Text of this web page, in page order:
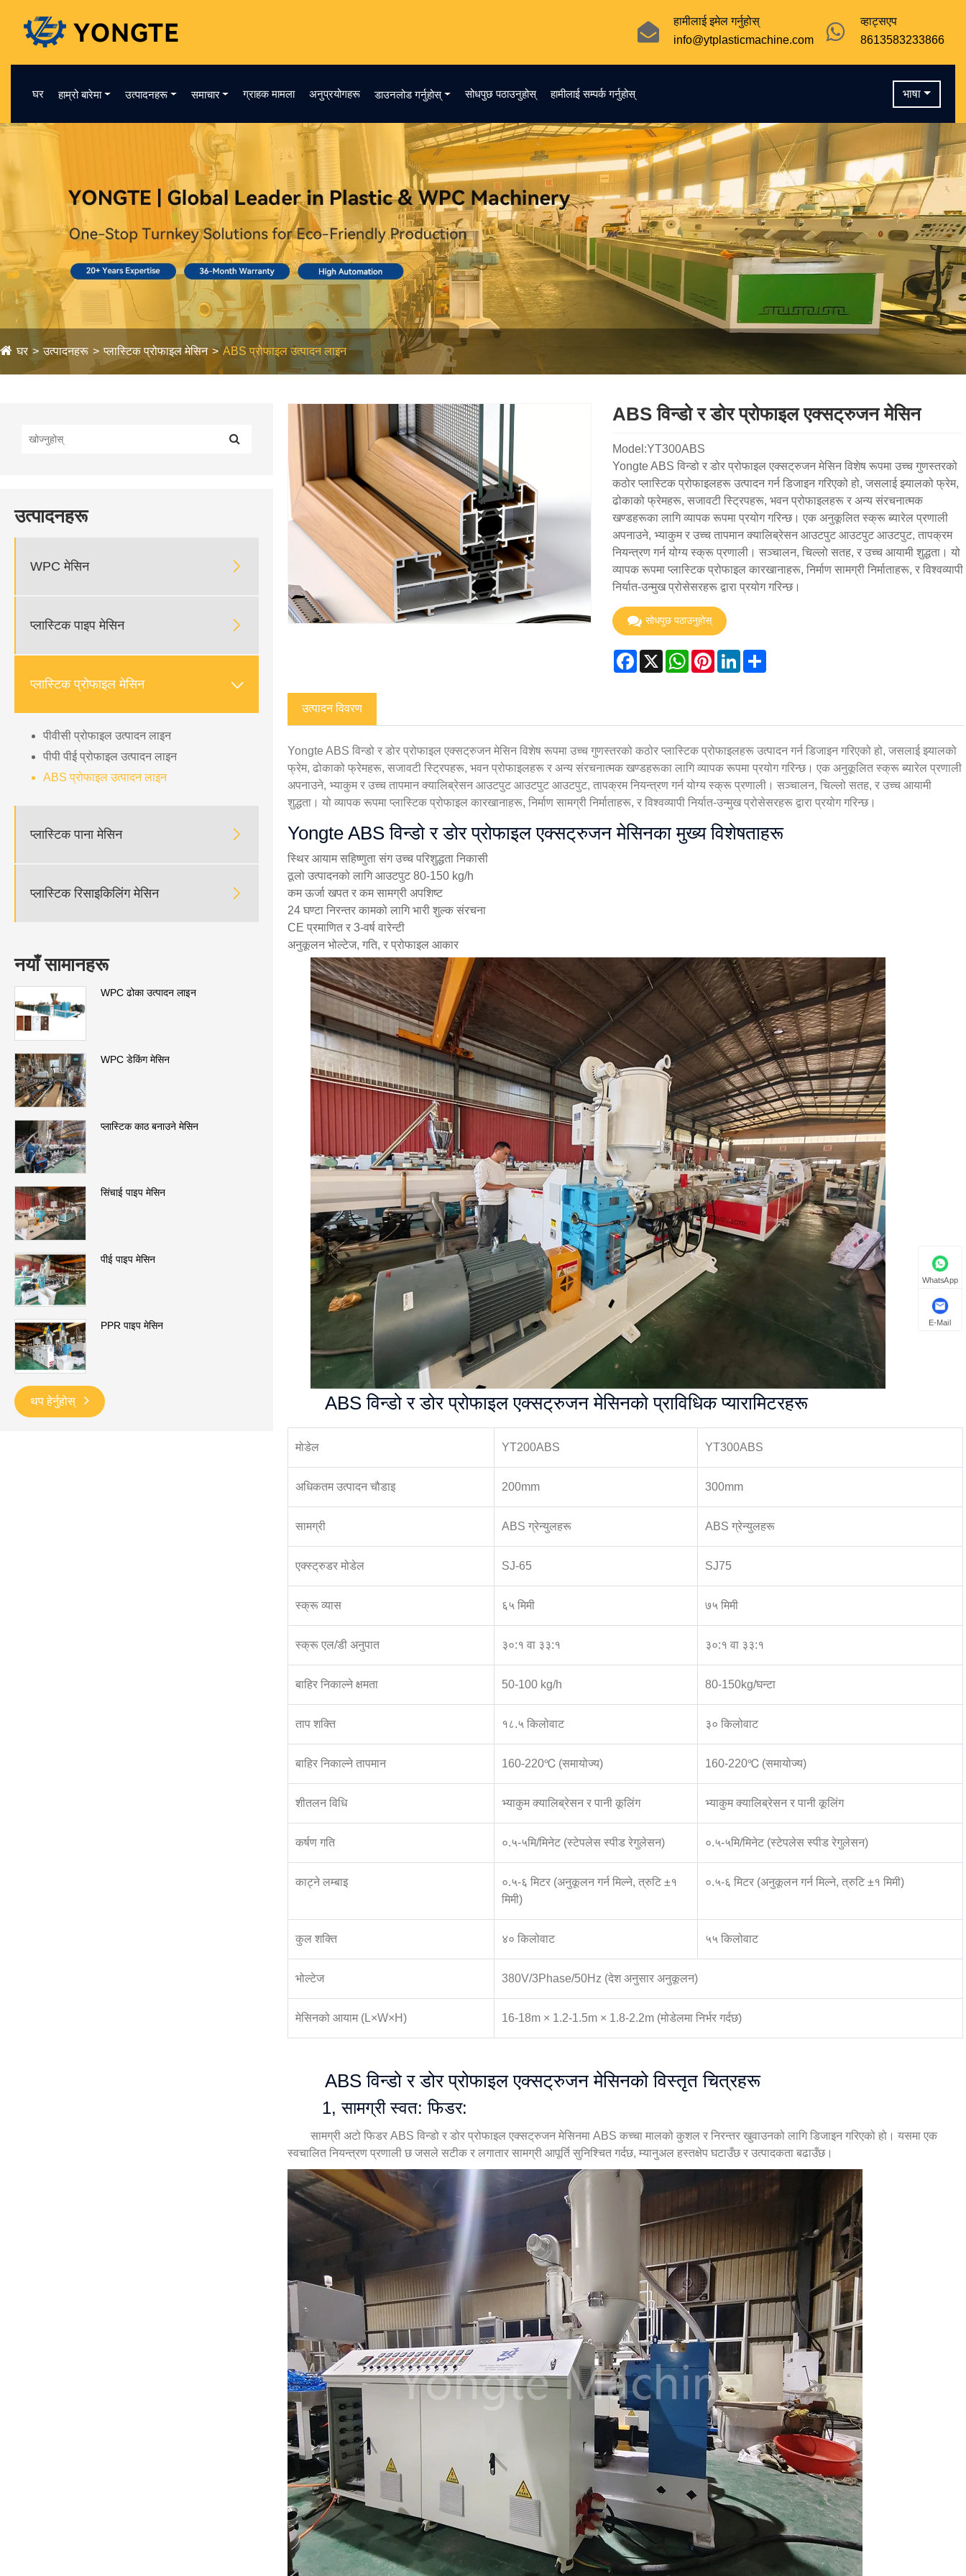
व्हाट्सएप
8613583233866
हामीलाई इमेल गर्नुहोस्
info@ytplasticmachine.com
घर हाम्रो बारेमा उत्पादनहरू समाचार ग्राहक मामला अनुप्रयोगहरू डाउनलोड गर्नुहोस् सोधपुछ पठाउनुहोस् हामीलाई सम्पर्क गर्नुहोस् भाषा
घर उत्पादनहरू प्लास्टिक प्रोफाइल मेसिन ABS प्रोफाइल उत्पादन लाइन
उत्पादनहरू
WPC मेसिन 
प्लास्टिक पाइप मेसिन 
प्लास्टिक प्रोफाइल मेसिन 
पीवीसी प्रोफाइल उत्पादन लाइन
पीपी पीई प्रोफाइल उत्पादन लाइन
ABS प्रोफाइल उत्पादन लाइन
प्लास्टिक पाना मेसिन 
प्लास्टिक रिसाइकिलिंग मेसिन 
नयाँ सामानहरू
WPC ढोका उत्पादन लाइन
WPC डेकिंग मेसिन
प्लास्टिक काठ बनाउने मेसिन
सिंचाई पाइप मेसिन
पीई पाइप मेसिन
PPR पाइप मेसिन
थप हेर्नुहोस्
ABS विन्डो र डोर प्रोफाइल एक्सट्रुजन मेसिन
Model:YT300ABS
Yongte ABS विन्डो र डोर प्रोफाइल एक्सट्रुजन मेसिन विशेष रूपमा उच्च गुणस्तरको
कठोर प्लास्टिक प्रोफाइलहरू उत्पादन गर्न डिजाइन गरिएको हो, जसलाई झ्यालको फ्रेम,
ढोकाको फ्रेमहरू, सजावटी स्ट्रिपहरू, भवन प्रोफाइलहरू र अन्य संरचनात्मक
खण्डहरूका लागि व्यापक रूपमा प्रयोग गरिन्छ। एक अनुकूलित स्क्रू ब्यारेल प्रणाली
अपनाउने, भ्याकुम र उच्च तापमान क्यालिब्रेसन आउटपुट आउटपुट आउटपुट, तापक्रम
नियन्त्रण गर्न योग्य स्क्रू प्रणाली। सञ्चालन, चिल्लो सतह, र उच्च आयामी शुद्धता। यो
व्यापक रूपमा प्लास्टिक प्रोफाइल कारखानाहरू, निर्माण सामग्री निर्माताहरू, र विश्वव्यापी
निर्यात-उन्मुख प्रोसेसरहरू द्वारा प्रयोग गरिन्छ।
सोधपुछ पठाउनुहोस्
Facebook
X WhatsApp
PinterestLinkedInShare
उत्पादन विवरण
Yongte ABS विन्डो र डोर प्रोफाइल एक्सट्रुजन मेसिन विशेष रूपमा उच्च गुणस्तरको कठोर प्लास्टिक प्रोफाइलहरू उत्पादन गर्न डिजाइन गरिएको हो, जसलाई झ्यालको
फ्रेम, ढोकाको फ्रेमहरू, सजावटी स्ट्रिपहरू, भवन प्रोफाइलहरू र अन्य संरचनात्मक खण्डहरूका लागि व्यापक रूपमा प्रयोग गरिन्छ। एक अनुकूलित स्क्रू ब्यारेल प्रणाली
अपनाउने, भ्याकुम र उच्च तापमान क्यालिब्रेसन आउटपुट आउटपुट आउटपुट, तापक्रम नियन्त्रण गर्न योग्य स्क्रू प्रणाली। सञ्चालन, चिल्लो सतह, र उच्च आयामी
शुद्धता। यो व्यापक रूपमा प्लास्टिक प्रोफाइल कारखानाहरू, निर्माण सामग्री निर्माताहरू, र विश्वव्यापी निर्यात-उन्मुख प्रोसेसरहरू द्वारा प्रयोग गरिन्छ।
Yongte ABS विन्डो र डोर प्रोफाइल एक्सट्रुजन मेसिनका मुख्य विशेषताहरू
स्थिर आयाम सहिष्णुता संग उच्च परिशुद्धता निकासी
ठूलो उत्पादनको लागि आउटपुट 80-150 kg/h
कम ऊर्जा खपत र कम सामग्री अपशिष्ट
24 घण्टा निरन्तर कामको लागि भारी शुल्क संरचना
CE प्रमाणित र 3-वर्ष वारेन्टी
अनुकूलन भोल्टेज, गति, र प्रोफाइल आकार
ABS विन्डो र डोर प्रोफाइल एक्सट्रुजन मेसिनको प्राविधिक प्यारामिटरहरू
मोडेल YT200ABS YT300ABS
अधिकतम उत्पादन चौडाइ 200mm 300mm
सामग्री ABS ग्रेन्युलहरू ABS ग्रेन्युलहरू
एक्स्ट्रुडर मोडेल SJ-65 SJ75
स्क्रू व्यास ६५ मिमी ७५ मिमी
स्क्रू एल/डी अनुपात ३०:१ वा ३३:१ ३०:१ वा ३३:१
बाहिर निकाल्ने क्षमता 50-100 kg/h 80-150kg/घन्टा
ताप शक्ति १८.५ किलोवाट ३० किलोवाट
बाहिर निकाल्ने तापमान 160-220℃ (समायोज्य) 160-220℃ (समायोज्य)
शीतलन विधि भ्याकुम क्यालिब्रेसन र पानी कूलिंग भ्याकुम क्यालिब्रेसन र पानी कूलिंग
कर्षण गति ०.५-५मि/मिनेट (स्टेपलेस स्पीड रेगुलेसन) ०.५-५मि/मिनेट (स्टेपलेस स्पीड रेगुलेसन)
काट्ने लम्बाइ
०.५-६ मिटर (अनुकूलन गर्न मिल्ने, त्रुटि ±१
मिमी)
०.५-६ मिटर (अनुकूलन गर्न मिल्ने, त्रुटि ±१ मिमी)
कुल शक्ति ४० किलोवाट ५५ किलोवाट
भोल्टेज 380V/3Phase/50Hz (देश अनुसार अनुकूलन)
मेसिनको आयाम (L×W×H) 16-18m × 1.2-1.5m × 1.8-2.2m (मोडेलमा निर्भर गर्दछ)
ABS विन्डो र डोर प्रोफाइल एक्सट्रुजन मेसिनको विस्तृत चित्रहरू
1, सामग्री स्वत: फिडर:
सामग्री अटो फिडर ABS विन्डो र डोर प्रोफाइल एक्सट्रुजन मेसिनमा ABS कच्चा मालको कुशल र निरन्तर खुवाउनको लागि डिजाइन गरिएको हो। यसमा एक
स्वचालित नियन्त्रण प्रणाली छ जसले सटीक र लगातार सामग्री आपूर्ति सुनिश्चित गर्दछ, म्यानुअल हस्तक्षेप घटाउँछ र उत्पादकता बढाउँछ।
WhatsApp
E-Mail